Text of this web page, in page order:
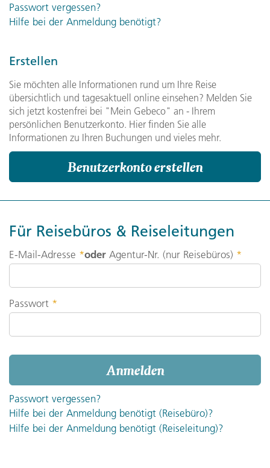
Passwort vergessen?
Hilfe bei der Anmeldung benötigt?
Erstellen
Sie möchten alle Informationen rund um Ihre Reise
übersichtlich und tagesaktuell online einsehen? Melden Sie
sich jetzt kostenfrei bei "Mein Gebeco" an - Ihrem
persönlichen Benutzerkonto. Hier finden Sie alle
Informationen zu Ihren Buchungen und vieles mehr.
Benutzerkonto erstellen
Für Reisebüros & Reiseleitungen
E-Mail-Adresse *oder Agentur-Nr. (nur Reisebüros) *
Passwort *
Passwort vergessen?
Hilfe bei der Anmeldung benötigt (Reisebüro)?
Hilfe bei der Anmeldung benötigt (Reiseleitung)?
Anmelden